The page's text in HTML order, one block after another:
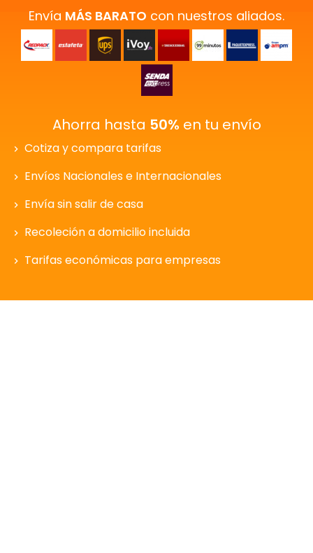
Envía MÁS BARATO con nuestros aliados.
Ahorra hasta 50% en tu envío
Cotiza y compara tarifas
Envíos Nacionales e Internacionales
Envía sin salir de casa
Recoleción a domicilio incluida
Tarifas económicas para empresas